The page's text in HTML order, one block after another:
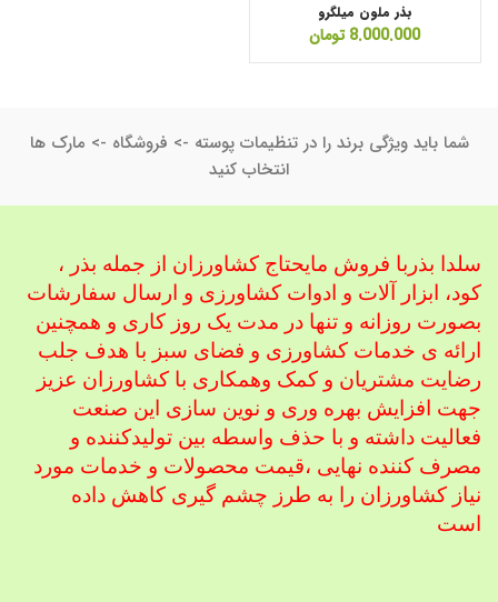
بذر ملون میلگرو
8.000.000 تومان
شما باید ویژگی برند را در تنظیمات پوسته -> فروشگاه -> مارک ها
انتخاب کنید
سلدا بذربا فروش مایحتاج کشاورزان از جمله بذر ،
کود، ابزار آلات و ادوات کشاورزی و ارسال سفارشات
بصورت روزانه و تنها در مدت یک روز کاری و همچنین
ارائه ی خدمات کشاورزی و فضای سبز با هدف جلب
رضایت مشتریان و کمک وهمکاری با کشاورزان عزیز
جهت افزایش بهره وری و نوین سازی این صنعت
فعالیت داشته و با حذف واسطه بین تولیدکننده و
مصرف کننده نهایی ،قیمت محصولات و خدمات مورد
نیاز کشاورزان را به طرز چشم گیری کاهش داده
است